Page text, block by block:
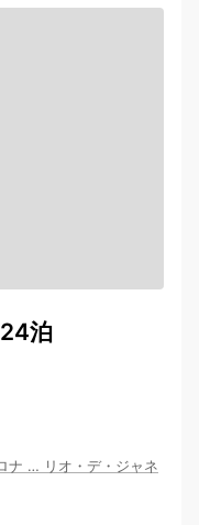
泊
ナ … リオ・デ・ジャネ